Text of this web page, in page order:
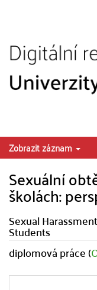
Zobrazit záznam
Sexuální
školách:
Sexual
Students
diplomová práce (